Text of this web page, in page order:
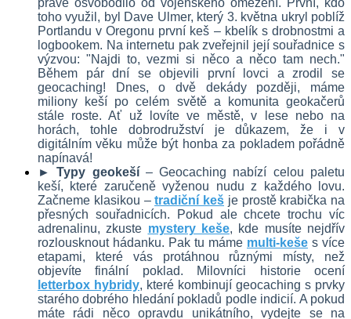
toho využil, byl Dave Ulmer, který 3. května ukryl poblíž
Portlandu v Oregonu první keš – kbelík s drobnostmi a
logbookem. Na internetu pak zveřejnil její souřadnice s
výzvou: "Najdi to, vezmi si něco a něco tam nech."
Během pár dní se objevili první lovci a zrodil se
geocaching! Dnes, o dvě dekády později, máme
miliony keší po celém světě a komunita geokačerů
stále roste. Ať už lovíte ve městě, v lese nebo na
horách, tohle dobrodružství je důkazem, že i v
digitálním věku může být honba za pokladem pořádně
napínavá!
► Typy geokeší – Geocaching nabízí celou paletu
keší, které zaručeně vyženou nudu z každého lovu.
Začneme klasikou – tradiční keš je prostě krabička na
přesných souřadnicích. Pokud ale chcete trochu víc
adrenalinu, zkuste mystery keše, kde musíte nejdřív
rozlousknout hádanku. Pak tu máme multi-keše s více
etapami, které vás protáhnou různými místy, než
letterbox hybridy, které kombinují geocaching s prvky
starého dobrého hledání pokladů podle indicií. A pokud